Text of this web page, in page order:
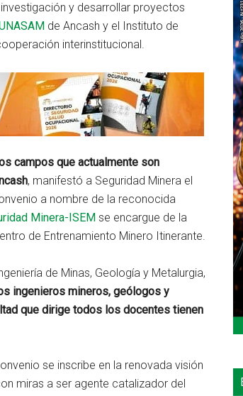
y desarrollar proyectos
de Ancash y el Instituto de
interinstitucional.
campos que actualmente son
, manifestó a Seguridad Minera el
a nombre de la reconocida
Minera-ISEM se encargue de la
de Entrenamiento Minero Itinerante.
de Minas, Geología y Metalurgia,
ingenieros mineros, geólogos y
que dirige todos los docentes tienen
se inscribe en la renovada visión
miras a ser agente catalizador del